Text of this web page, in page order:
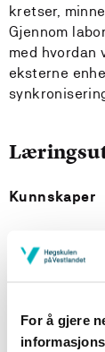
For å gjere
kretser,
Gjennom
med hvordan
eksterne
Kunnskaper
simulering
systemer